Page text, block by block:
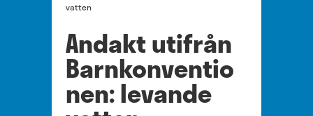
vatten
Andakt utifrån
Barnkonventio
nen: levande